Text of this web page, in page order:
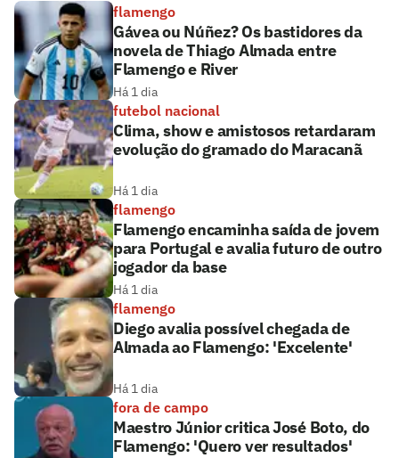
flamengo
Gávea ou Núñez? Os bastidores da
novela de Thiago Almada entre
Flamengo e River
Há 1 dia
futebol nacional
Clima, show e amistosos retardaram
evolução do gramado do Maracanã
Há 1 dia
flamengo
Flamengo encaminha saída de jovem
para Portugal e avalia futuro de outro
jogador da base
Há 1 dia
flamengo
Diego avalia possível chegada de
Almada ao Flamengo: 'Excelente'
Há 1 dia
fora de campo
Maestro Júnior critica José Boto, do
Flamengo: 'Quero ver resultados'